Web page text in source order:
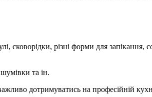
сковорідки, різні форми для
та ін.
дотримуватись на професійній